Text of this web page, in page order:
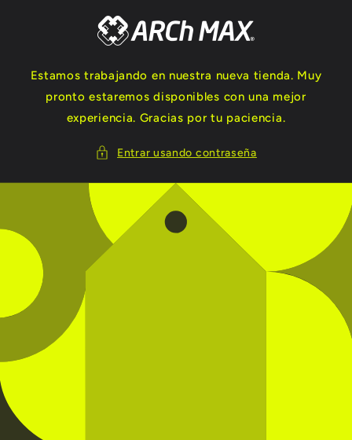
Estamos trabajando en nuestra nueva tienda. Muy
pronto estaremos disponibles con una mejor
experiencia. Gracias por tu paciencia.
Entrar usando contraseña